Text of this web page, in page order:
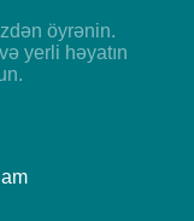
öyrənin.
yerli həyatın